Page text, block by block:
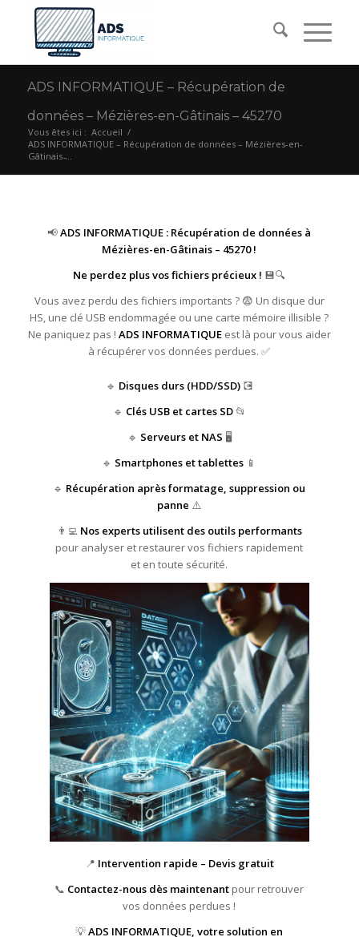
ADS INFORMATIQUE – Récupération de
données – Mézières-en-Gâtinais – 45270
Vous êtes ici : Accueil /
ADS INFORMATIQUE – Récupération de données – Mézières-en-
Gâtinais ̵...
📢ADS INFORMATIQUE : Récupération de données à
Mézières-en-Gâtinais – 45270 !
Ne perdez plus vos fichiers précieux ! 💾🔍
Vous avez perdu des fichiers importants ? 😨 Un disque dur
HS, une clé USB endommagée ou une carte mémoire illisible ?
Ne paniquez pas ! ADS INFORMATIQUEest là pour vous aider
à récupérer vos données perdues. ✅
🔹 Disques durs (HDD/SSD)💽
🔹 Clés USB et cartes SD📂
🔹 Serveurs et NAS 🖥️
🔹 Smartphones et tablettes 📱
🔹 Récupération après formatage, suppression ou
panne ⚠️
👨‍💻 Nos experts utilisent des outils performants
pour analyser et restaurer vos fichiers rapidement
et en toute sécurité.
📍 Intervention rapide – Devis gratuit
📞 Contactez-nous dès maintenant pour retrouver
vos données perdues !
💡ADS INFORMATIQUE, votre solution en